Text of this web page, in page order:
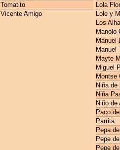
Tomatito
Vicente Amigo
Lola
Lole y
Los
Manolo
Manuel
Manuel
Mayte
Miguel
Montse
Niña
Niña
Niño de
Paco
Parrita
Pepa
Pepe
Pepe